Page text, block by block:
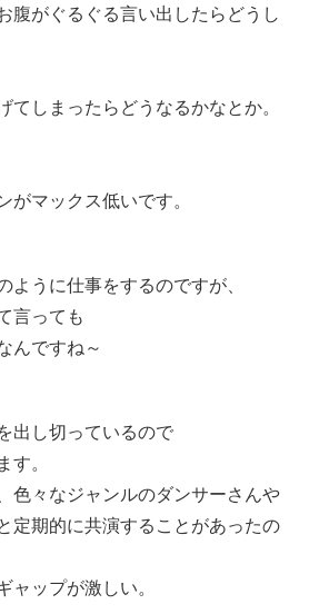
腹がぐるぐる言い出したらどうし
てしまったらどうなるかなとか。
がマックス低いです。
ように仕事をするのですが、
言っても
んですね～
出し切っているので
。
色々なジャンルのダンサーさんや
定期的に共演することがあったの
ャップが激しい。